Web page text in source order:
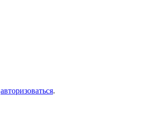
авторизоваться.